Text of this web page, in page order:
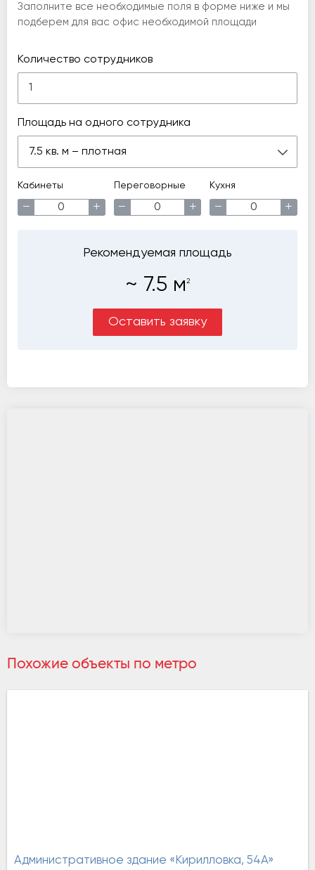
Заполните все необходимые поля в форме ниже и мы
подберем для вас офис необходимой площади
Количество сотрудников
Площадь на одного сотрудника
7.5 кв. м – плотная
Кабинеты
− +
Переговорные
− +
Кухня
− +
Рекомендуемая площадь
~ 7.5 м 2
Оставить заявку
Похожие объекты по метро
Административное здание «Кирилловка, 54А»